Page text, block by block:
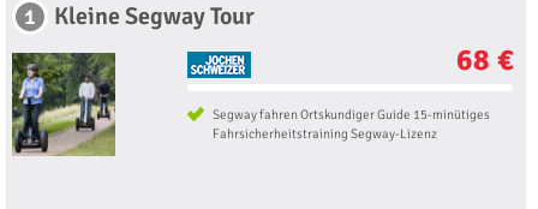
1 Kleine Segway Tour
68 €
Segway fahren Ortskundiger Guide 15-minütiges
Fahrsicherheitstraining Segway-Lizenz